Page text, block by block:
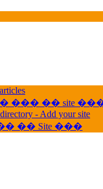
��� �� site
- Add your site
�� Site ���